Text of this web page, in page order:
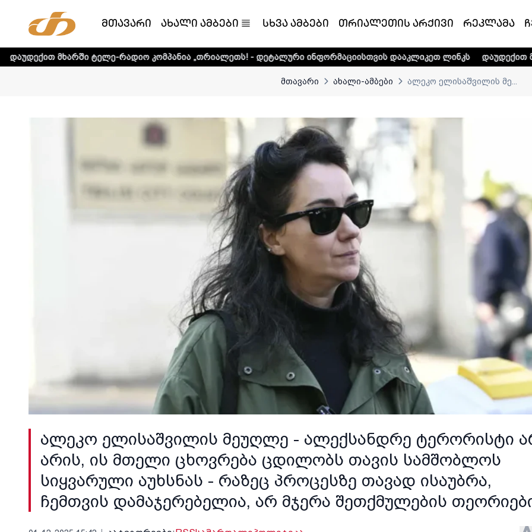
მთავარი ახალი ამბები სხვა ამბები თრიალეთის არქივი რეკლამა
ტელე-რადიო კომპანია „თრიალეთს! - დეტალური ინფორმაციისთვის დააკლიკეთ ლინკს დაუდექით მხარში ტელე-
მთავარი ახალი-ამბები ალეკო ელისაშვილის მე...
ალეკო ელისაშვილის მეუღლე - ალექსანდრე ტერორისტი
არის, ის მთელი ცხოვრება ცდილობს თავის სამშობლოს
სიყვარული აუხსნას - რაზეც პროცესზე თავად ისაუბრა,
ჩემთვის დამაჯერებელია, არ მჯერა შეთქმულების